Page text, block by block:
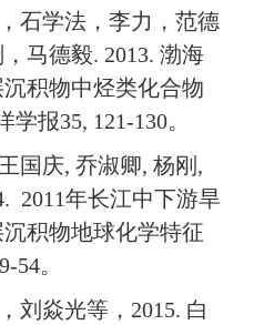
石学法，李力，范德
马德毅. 2013. 渤海
积物中烃类化合物
报35, 121-130。
国庆, 乔淑卿, 杨刚,
2011年长江中下游旱
积物地球化学特征
54。
刘焱光等，2015. 白